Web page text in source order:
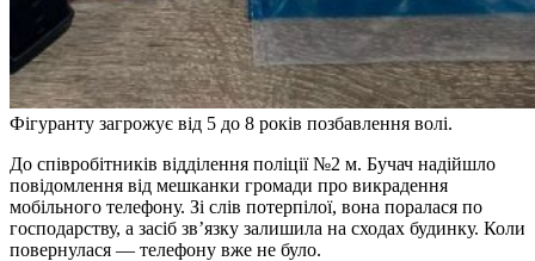
Фігуранту загрожує від 5 до 8 років позбавлення волі.
До співробітників відділення поліції №2 м. Бучач надійшло
повідомлення від мешканки громади про викрадення
мобільного телефону. Зі слів потерпілої, вона поралася по
господарству, а засіб зв’язку залишила на сходах будинку. Коли
повернулася — телефону вже не було.